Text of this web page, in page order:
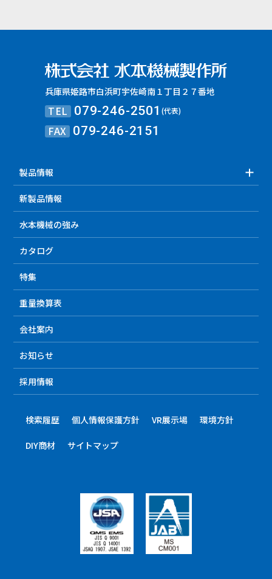
兵庫県姫路市白浜町宇佐崎南１丁目２７番地
TEL 079-246-2501(代表)
FAX 079-246-2151
製品情報
新製品情報
水本機械の強み
カタログ
特集
重量換算表
会社案内
お知らせ
採用情報
検索履歴 個人情報保護方針 VR展示場 環境方針
DIY商材 サイトマップ